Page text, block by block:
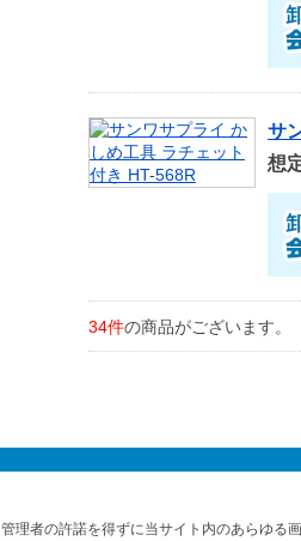
サ
想
34件の商品がございます。
管理者の許諾を得ずに当サイト内のあらゆる